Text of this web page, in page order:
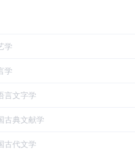
学
学
言文字学
古典文献学
古代文学